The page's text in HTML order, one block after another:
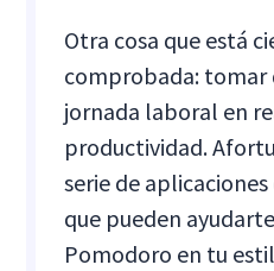
Otra cosa que está
comprobada: tomar
jornada laboral en
productividad.
serie de
que pueden
Pomodoro en tu